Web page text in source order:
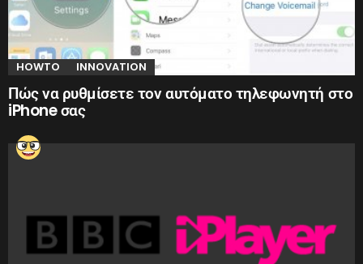
HOWTO INNOVATION
Πώς να ρυθμίσετε τον αυτόματο τηλεφωνητή στο
iPhone σας